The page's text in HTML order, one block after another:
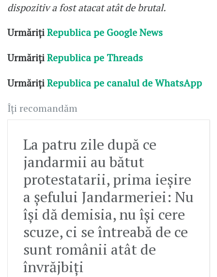
dispozitiv a fost atacat atât de brutal.
UrmărițiRepublica pe Google News
UrmărițiRepublica pe Threads
UrmărițiRepublica pe canalul de WhatsApp
Îți recomandăm
La patru zile după ce
jandarmii au bătut
protestatarii, prima ieșire
a șefului Jandarmeriei: Nu
își dă demisia, nu își cere
scuze, ci se întreabă de ce
sunt românii atât de
învrăjbiți